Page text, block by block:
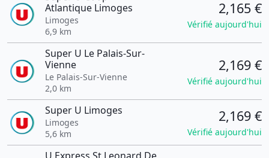
Atlantique Limoges
Limoges
6,9 km
2,165 €
Vérifié aujourd'hui
Super U Le Palais-Sur-
Vienne
Le Palais-Sur-Vienne
2,0 km
2,169 €
Vérifié aujourd'hui
Super U Limoges
Limoges
5,6 km
2,169 €
Vérifié aujourd'hui